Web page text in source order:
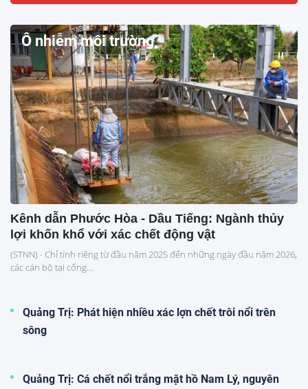
Ô nhiễm môi trường
Kênh dẫn Phước Hòa - Dầu Tiếng: Ngành thủy
lợi khốn khổ với xác chết động vật
(STNN) - Chỉ tính riêng từ đầu năm 2025 đến những ngày đầu năm 2026,
các cán bộ tại cống...
Quảng Trị: Phát hiện nhiều xác lợn chết trôi nổi trên
sông
Quảng Trị: Cá chết nổi trắng mặt hồ Nam Lý, nguyên